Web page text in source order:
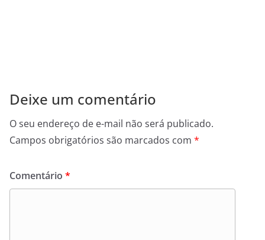
Deixe um comentário
O seu endereço de e-mail não será publicado.
Campos obrigatórios são marcados com *
Comentário *